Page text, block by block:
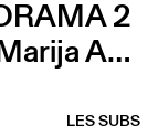
2
Anna-Marija Adomaityte & Gautier Teuscher, Marc Oosterhoff, Catol Teixeira, Ouinch Ouinch
LES SUBS